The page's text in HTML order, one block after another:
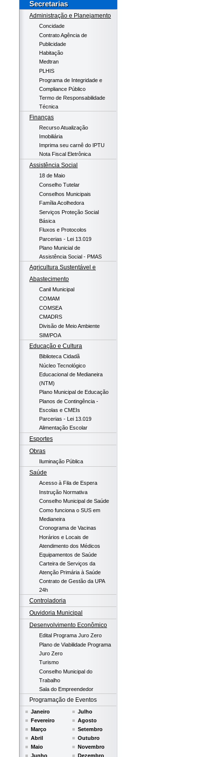
Secretarias
Administração e Planejamento
Concidade
Contrato Agência de
Publicidade
Habitação
Medtran
PLHIS
Programa de Integridade e
Compliance Público
Termo de Responsabilidade
Técnica
Finanças
Recurso Atualização
Imobiliária
Imprima seu carnê do IPTU
Nota Fiscal Eletrônica
Assistência Social
18 de Maio
Conselho Tutelar
Conselhos Municipais
Família Acolhedora
Serviços Proteção Social
Básica
Fluxos e Protocolos
Parcerias - Lei 13.019
Plano Municial de
Assistência Social - PMAS
Agricultura Sustentável e
Abastecimento
Canil Municipal
COMAM
COMSEA
CMADRS
Divisão de Meio Ambiente
SIM/POA
Educação e Cultura
Biblioteca Cidadã
Núcleo Tecnológico
Educacional de Medianeira
(NTM)
Plano Municipal de Educação
Planos de Contingência -
Escolas e CMEIs
Parcerias - Lei 13.019
Alimentação Escolar
Esportes
Obras
Iluminação Pública
Saúde
Acesso à Fila de Espera
Instrução Normativa
Conselho Municipal de Saúde
Como funciona o SUS em
Medianeira
Cronograma de Vacinas
Horários e Locais de
Atendimento dos Médicos
Equipamentos de Saúde
Carteira de Serviços da
Atenção Primária à Saúde
Contrato de Gestão da UPA
24h
Controladoria
Ouvidoria Municipal
Desenvolvimento Econômico
Edital Programa Juro Zero
Plano de Viabilidade Programa
Juro Zero
Turismo
Conselho Municipal do
Trabalho
Sala do Empreendedor
Programação de Eventos
Janeiro
Fevereiro
Março
Abril
Maio
Junho
Julho
Agosto
Setembro
Outubro
Novembro
Dezembro